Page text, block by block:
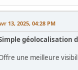
13, 2025, 04:28 PM
géolocalisation
une meilleure